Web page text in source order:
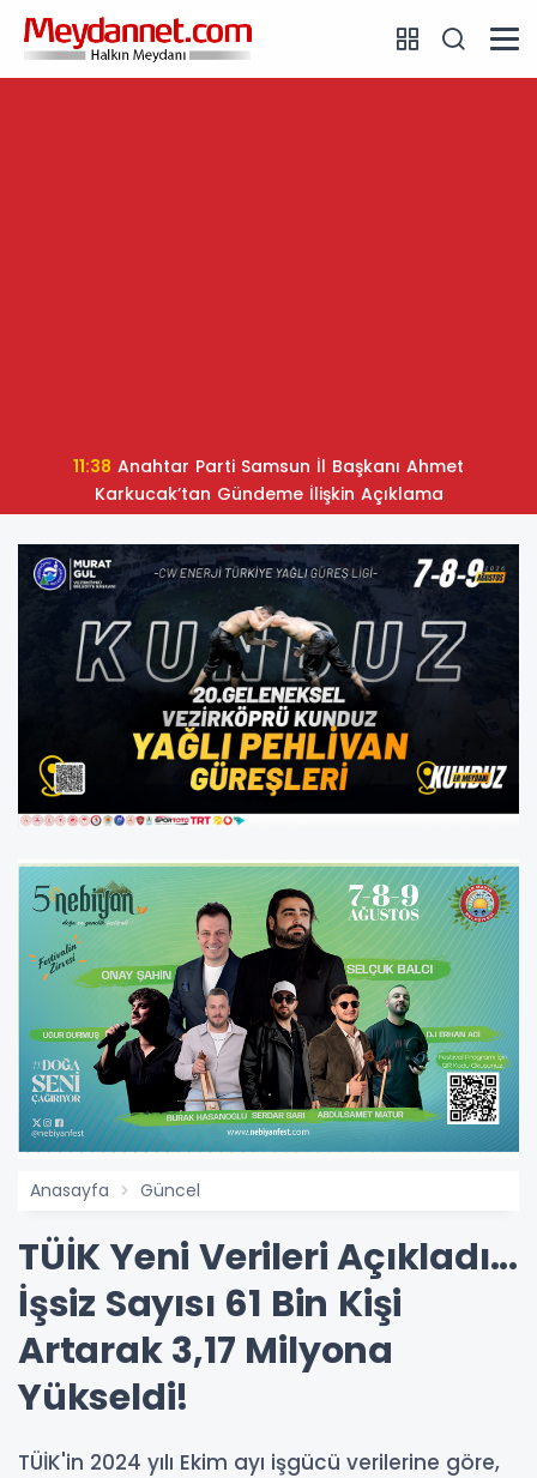
11:38
Karkucak’tan Gündeme İlişkin Açıklama
Anasayfa Güncel
TÜİK Yeni Verileri Açıkladı...
İşsiz Sayısı 61 Bin Kişi
Artarak 3,17 Milyona
Yükseldi!
TÜİK'in 2024 yılı Ekim ayı işgücü verilerine göre,